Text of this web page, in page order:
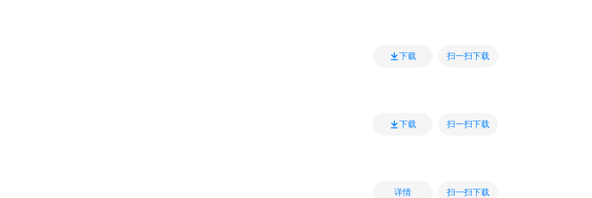
下载 扫一扫下载
下载 扫一扫下载
详情 扫一扫下载